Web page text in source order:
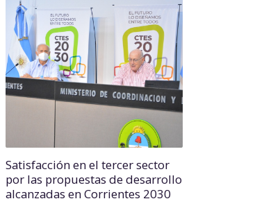
Satisfacción en el tercer sector
por las propuestas de desarrollo
alcanzadas en Corrientes 2030